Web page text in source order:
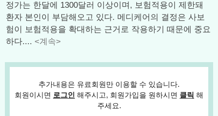
정가는 한달에 1300달러 이상이며, 보험적용이 제한돼
환자 본인이 부담해오고 있다. 메디케어의 결정은 사보
험이 보험적용을 확대하는 근거로 작용하기 때문에 중요
하다.... <계속>
추가내용은 유료회원만 이용할 수 있습니다.
회원이시면 로그인 해주시고, 회원가입을 원하시면 클릭 해
주세요.